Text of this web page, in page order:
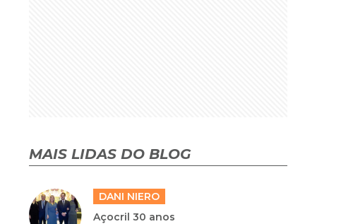
MAIS LIDAS DO BLOG
DANI NIERO
Açocril 30 anos